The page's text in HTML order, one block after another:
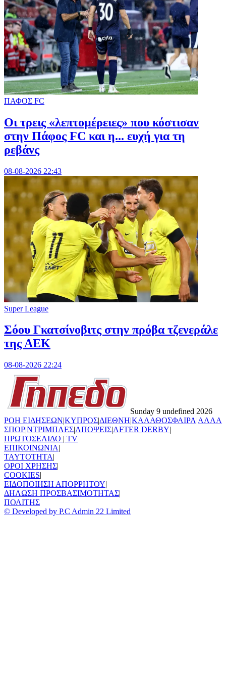
ΠΑΦΟΣ FC
Οι τρεις «λεπτομέρειες» που κόστισαν
στην Πάφος FC και η... ευχή για τη
ρεβάνς
08-08-2026 22:43
Super League
Σόου Γκατσίνοβιτς στην πρόβα τζενεράλε
της ΑΕΚ
08-08-2026 22:24
Sunday 9 undefined 2026
ΡΟΗ ΕΙΔΗΣΕΩΝ|ΚΥΠΡΟΣ|ΔΙΕΘΝΗ|ΚΑΛΑΘΟΣΦΑΙΡΑ|ΑΛΛΑ
ΣΠΟΡ|ΝΤΡΙΜΠΛΕΣ|ΑΠΟΨΕΙΣ|AFTER DERBY|
ΠΡΩΤΟΣΕΛΙΔΟ | TV
ΕΠΙΚΟΙΝΩΝΙΑ|
TAYTOTHTA|
ΟΡΟΙ ΧΡΗΣΗΣ|
COOKIES|
ΕΙΔΟΠΟΙΗΣΗ ΑΠΟΡΡΗΤΟΥ|
ΔΗΛΩΣΗ ΠΡΟΣΒΑΣΙΜΟΤΗΤΑΣ|
ΠΟΛΙΤΗΣ
© Developed by P.C Admin 22 Limited